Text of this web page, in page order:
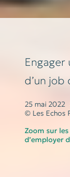
Engager
d’un job
25 mai 2022
© Les Echos
Zoom sur
d’employer